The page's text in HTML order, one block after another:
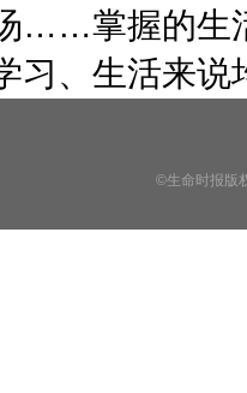
……掌握的生
习、生活来
©生命时报版